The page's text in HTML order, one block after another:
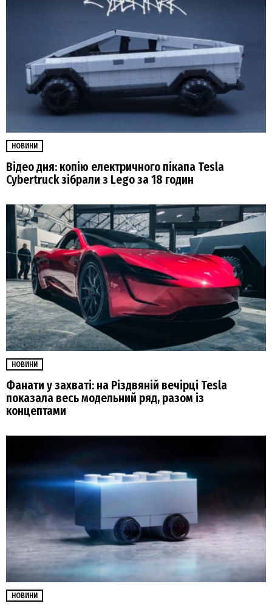
НОВИНИ
Відео дня: копію електричного пікапа Tesla
Cybertruck зібрали з Lego за 18 годин
НОВИНИ
Фанати у захваті: на Різдвяній вечірці Tesla
показала весь модельний ряд, разом із
концептами
НОВИНИ